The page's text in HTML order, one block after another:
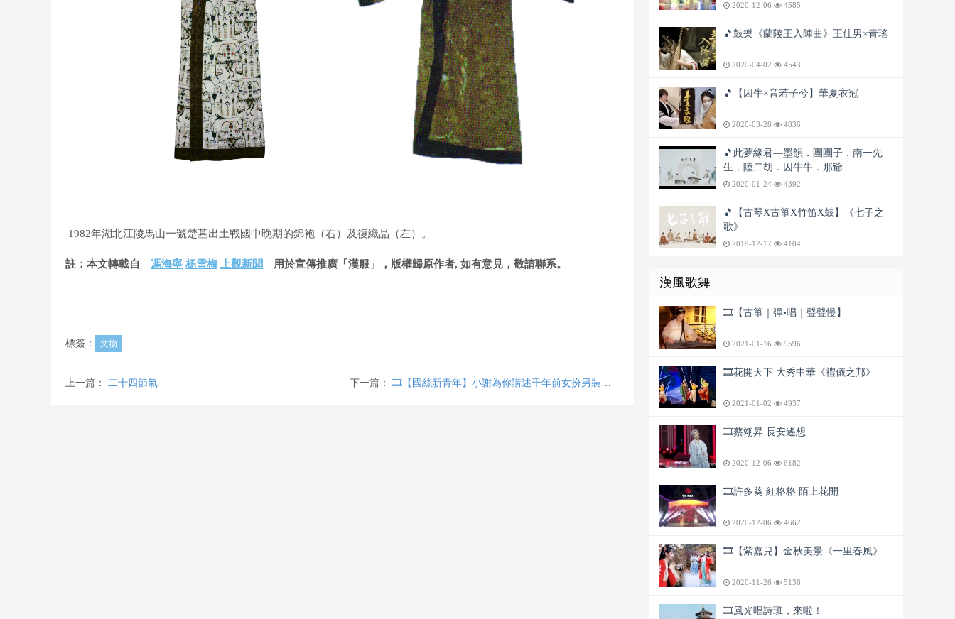
1982年湖北江陵馬山一號楚墓出土戰國中晚期的錦袍（右）及復織品（左）。
註：本文轉載自 馮海寧 杨雪梅 上觀新聞 用於宣傳推廣「漢服」，版權歸原作者, 如有意見，敬請聯系。
標簽： 文物
上一篇： 二十四節氣 下一篇： 🎞️【國絲新青年】小謝為你講述千年前女扮男裝的風采
2020-12-06 4585
🎵鼓樂《蘭陵王入陣曲》王佳男×青瑤
2020-04-02 4543
🎵【囚牛×音若子兮】華夏衣冠
2020-03-28 4836
🎵此夢緣君—墨韻．團團子．南一先
生．陸二胡．囚牛牛．那爺
2020-01-24 4392
🎵【古琴X古箏X竹笛X鼓】《七子之
歌》
2019-12-17 4104
漢風歌舞
🎞️【古箏｜彈•唱｜聲聲慢】
2021-01-16 9596
🎞️花開天下 大秀中華《禮儀之邦》
2021-01-02 4937
🎞️蔡翊昇 長安遙想
2020-12-06 6182
🎞️許多葵 紅格格 陌上花開
2020-12-06 4662
🎞️【紫嘉兒】金秋美景《一里春風》
2020-11-26 5136
🎞️風光唱詩班，來啦！